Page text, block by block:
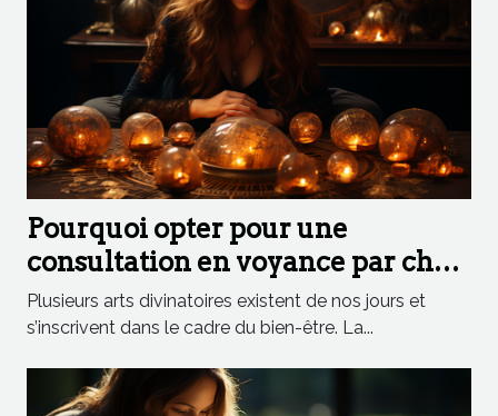
Pourquoi opter pour une
consultation en voyance par chat
?
Plusieurs arts divinatoires existent de nos jours et
s’inscrivent dans le cadre du bien-être. La...